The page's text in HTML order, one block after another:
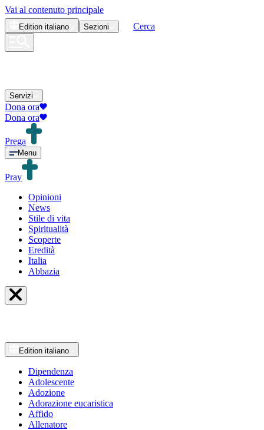
Vai al contenuto principale
Edition italiano Sezioni Cerca
Servizi
Dona ora
Dona ora
Prega
Menu
Pray
Opinioni
News
Stile di vita
Spiritualità
Scoperte
Eredità
Italia
Abbazia
Edition italiano
Dipendenza
Adolescente
Adozione
Adorazione eucaristica
Affido
Allenatore